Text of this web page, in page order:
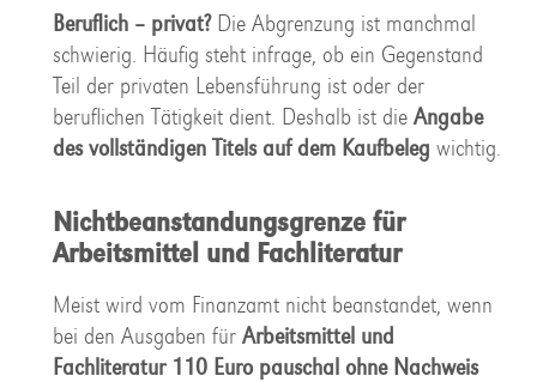
Beruflich – privat? Die Abgrenzung ist manchmal
schwierig. Häufig steht infrage, ob ein Gegenstand
Teil der privaten Lebensführung ist oder der
beruflichen Tätigkeit dient. Deshalb ist die Angabe
des vollständigen Titels auf dem Kaufbeleg wichtig.
Nichtbeanstandungsgrenze für
Arbeitsmittel und Fachliteratur
Meist wird vom Finanzamt nicht beanstandet, wenn
bei den Ausgaben für Arbeitsmittel und
Fachliteratur 110 Euro pauschal ohne Nachweis